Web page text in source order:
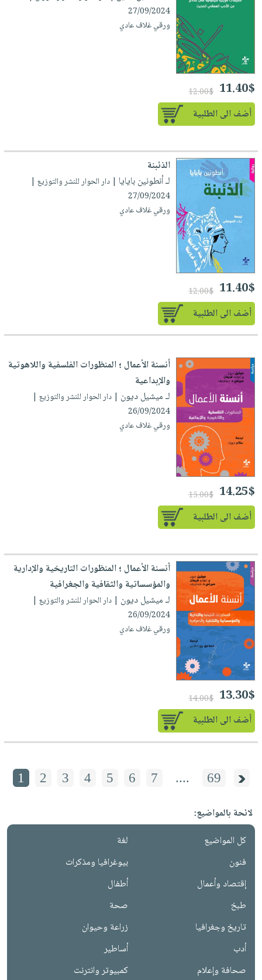
27/09/2024
ورقي غلاف عادي
11.40$
12.00$
أضف الى الطلبية
الذئبنة
لـ أنطونين بايايا | دار الحوار للنشر والتوزيع |
27/09/2024
ورقي غلاف عادي
11.40$
12.00$
أضف الى الطلبية
أنسنة الأعمال ؛ المنظورات الفلسفية واللاهوتية
والإبداعية
لـ ميشيل ديون | دار الحوار للنشر والتوزيع |
26/09/2024
ورقي غلاف عادي
14.25$
15.00$
أضف الى الطلبية
أنسنة الأعمال ؛ المنظورات التاريخية والإدارية
والمؤسساتية والثقافية والجغرافية
لـ ميشيل ديون | دار الحوار للنشر والتوزيع |
26/09/2024
ورقي غلاف عادي
13.30$
14.00$
أضف الى الطلبية
1 2 3 4 5 6 7 .... 69
لائحة بالمواضيع:
كل المواضيع
لغة
فنون
بيوغرافيا ومذكرات
إقتصاد وأعمال
أطفال
طبخ
صحة
تاريخ وجغرافيا
زراعة وحيوان
أدب
أساطير
صحافة وإعلام
كمبيوتر وانترنت